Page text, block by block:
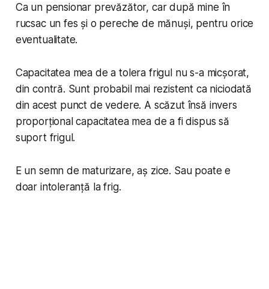
Ca un pensionar prevăzător, car după mine în
rucsac un fes și o pereche de mănuși, pentru orice
eventualitate.
Capacitatea mea de a tolera frigul nu s-a micșorat,
din contră. Sunt probabil mai rezistent ca niciodată
din acest punct de vedere. A scăzut însă invers
proporțional capacitatea mea de a fi dispus să
suport frigul.
E un semn de maturizare, aș zice. Sau poate e
doar intoleranță la frig.